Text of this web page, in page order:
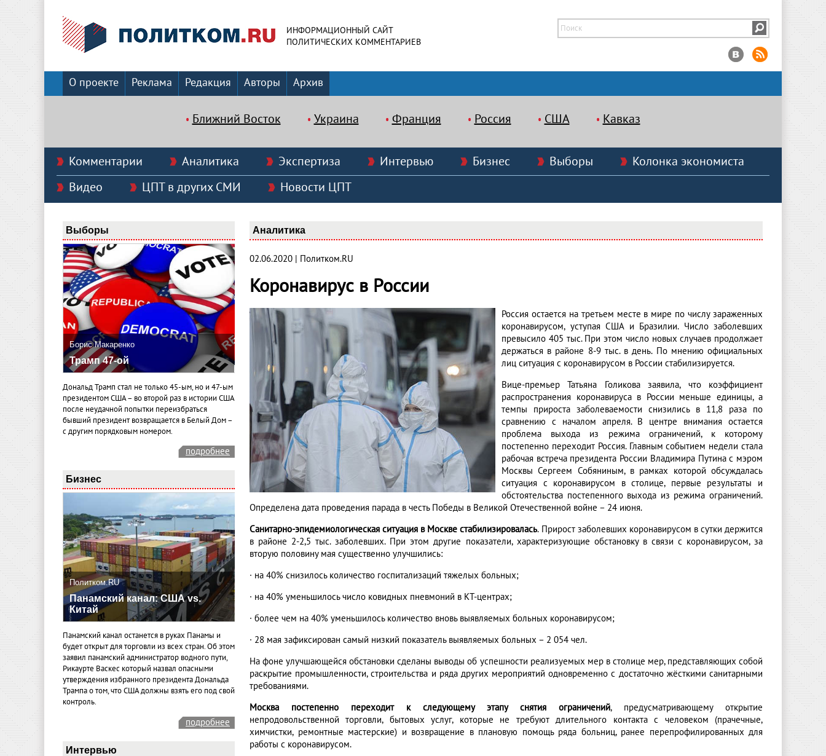
ИНФОРМАЦИОННЫЙ САЙТ
ПОЛИТИЧЕСКИХ КОММЕНТАРИЕВ
О проекте Реклама Редакция Авторы Архив
Ближний Восток Украина Франция Россия США Кавказ
Комментарии Аналитика Экспертиза Интервью Бизнес Выборы
Колонка экономиста
Видео
ЦПТ в других СМИ Новости ЦПТ
Выборы
Борис Макаренко
Трамп 47-ой
Дональд Трамп стал не только 45-ым, но и 47-ым
президентом США – во второй раз в истории США
после неудачной попытки переизбраться
бывший президент возвращается в Белый Дом –
с другим порядковым номером.
подробнее
Бизнес
Политком.RU
Панамский канал: США vs.
Китай
Панамский канал останется в руках Панамы и
будет открыт для торговли из всех стран. Об этом
заявил панамский администратор водного пути,
Рикаурте Васкес который назвал опасными
утверждения избранного президента Дональда
Трампа о том, что США должны взять его под свой
контроль.
подробнее
Интервью
Аналитика
02.06.2020 | Политком.RU
Коронавирус в России
Россия остается на третьем месте в мире по числу зараженных
коронавирусом, уступая США и Бразилии. Число заболевших
превысило 405 тыс. При этом число новых случаев продолжает
держаться в районе 8-9 тыс. в день. По мнению официальных
лиц ситуация с коронавирусом в России стабилизируется.
Вице-премьер Татьяна Голикова заявила, что коэффициент
распространения коронавируса в России меньше единицы, а
темпы прироста заболеваемости снизились в 11,8 раза по
сравнению с началом апреля. В центре внимания остается
проблема выхода из режима ограничений, к которому
постепенно переходит Россия. Главным событием недели стала
рабочая встреча президента России Владимира Путина с мэром
Москвы Сергеем Собяниным, в рамках которой обсуждалась
ситуация с коронавирусом в столице, первые результаты и
обстоятельства постепенного выхода из режима ограничений.
Определена дата проведения парада в честь Победы в Великой Отечественной войне – 24 июня.
Санитарно-эпидемиологическая ситуация в Москве стабилизировалась. Прирост заболевших коронавирусом в сутки держится
в районе 2-2,5 тыс. заболевших. При этом другие показатели, характеризующие обстановку в связи с коронавирусом, за
вторую половину мая существенно улучшились:
· на 40% снизилось количество госпитализаций тяжелых больных;
· на 40% уменьшилось число ковидных пневмоний в КТ-центрах;
· более чем на 40% уменьшилось количество вновь выявляемых больных коронавирусом;
· 28 мая зафиксирован самый низкий показатель выявляемых больных – 2 054 чел.
На фоне улучшающейся обстановки сделаны выводы об успешности реализуемых мер в столице мер, представляющих собой
раскрытие промышленности, строительства и ряда других мероприятий одновременно с достаточно жёсткими санитарными
требованиями.
Москва постепенно переходит к следующему этапу снятия ограничений, предусматривающему открытие
непродовольственной торговли, бытовых услуг, которые не требуют длительного контакта с человеком (прачечные,
химчистки, ремонтные мастерские) и возвращение в плановую помощь ряда больниц, ранее перепрофилированных для
работы с коронавирусом.